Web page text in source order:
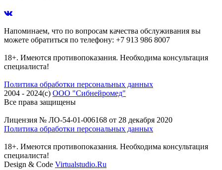
Напоминаем, что по вопросам качества обслуживания вы
можете обратиться по телефону: +7 913 986 8007
18+. Имеются противопоказания. Необходима консультация
специалиста!
Политика обработки персональных данных
2004 - 2024(c) ООО "Сибнейромед"
Все права защищены
Лицензия № ЛО-54-01-006168 от 28 декабря 2020
Политика обработки персональных данных
18+. Имеются противопоказания. Необходима консультация
специалиста!
Design & Code Virtualstudio.Ru